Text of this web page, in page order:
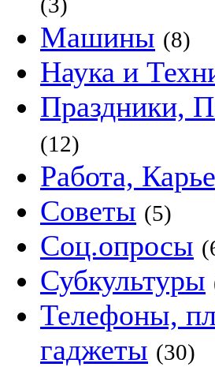
Машины (8)
Наука и
Праздники,
(12)
Работа,
Советы (5)
Соц.опросы
Субкультуры
Телефоны,
гаджеты (30)